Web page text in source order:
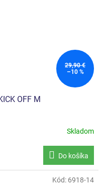
29,90 €
–10 %
OFF M
Skladom
Do košíka
Kód: 6918-14